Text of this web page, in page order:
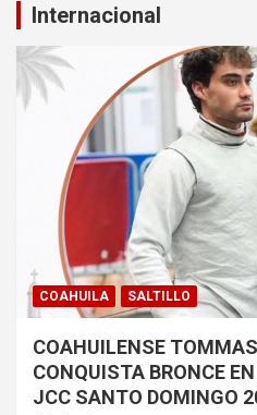
Internacional
COAHUILA SALTILLO
COAHUILENSE
CONQUISTA BRONCE
JCC SANTO DOMINGO